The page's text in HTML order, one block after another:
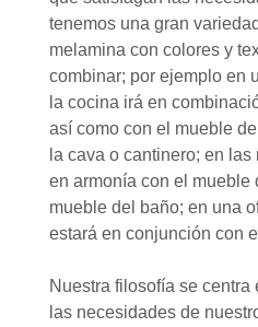
tenemos una gran
melamina con colores y
combinar; por ejemplo en
la cocina irá en
así como con el mueble
la cava o cantinero; en
en armonía con el mueble
mueble del baño; en una
estará en conjunción con
Nuestra filosofía se
las necesidades de